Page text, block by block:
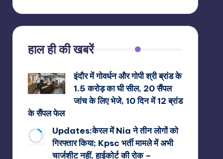
हाल ही की खबरें
इंदौर में गोवर्धन और गोपी श्री ब्रांड के
1.5 करोड़ का घी सील, 20 सैंपल
जांच के लिए भेजे, 10 दिन में 12 ब्रांड
के सैंपल फेल
Updates:केरल में Nia ने तीन लोगों को
गिरफ्तार किया; Kpsc भर्ती मामले में अभी
चार्जशीट नहीं, हाईकोर्ट की रोक –